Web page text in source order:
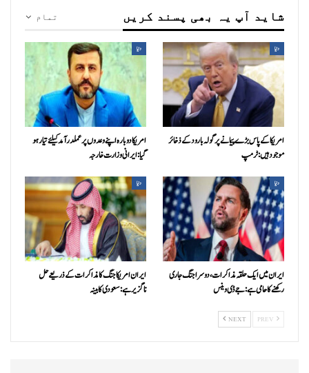
تمام شاید آپ یہ بھی پسند کریں
دنیا
امریکا کے پاس بڑے پیمانے پر گولہ بارود کے ذخائر
موجود ہیں: ٹرمپ
دنیا
امریکا دوبارہ اپنے وعدوں پر عملدرآمد کیلئے تیار ہو
گیا: ایرانی وزارت خارجہ
دنیا
ایران میں ایک حلقہ مذاکرات، دوسرا جنگ جاری
رکھنے کا حامی ہے: جے ڈی وینس
دنیا
ایران امریکا جنگ کا مذاکرات کے ذریعے حل
ناگزیر ہے: سعودی کابینہ
NEXT